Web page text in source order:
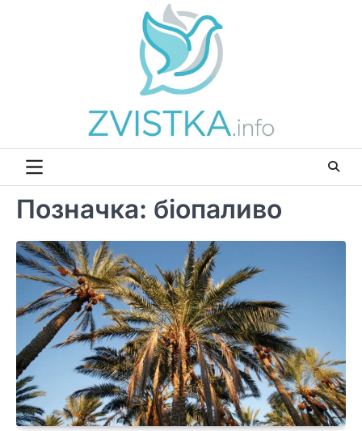
Позначка: біопаливо